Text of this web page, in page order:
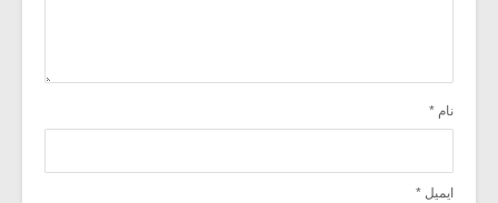
نام *
ایمیل *